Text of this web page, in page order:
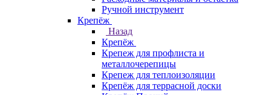
Ручной инструмент
Крепёж
Назад
Крепёж
Крепеж для профлиста и
металлочерепицы
Крепеж для теплоизоляции
Крепёж для террасной доски